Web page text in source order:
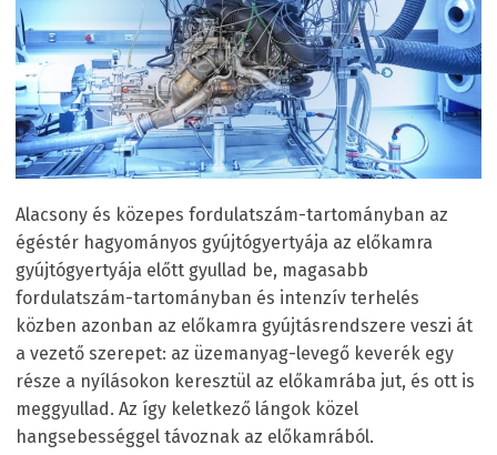
Alacsony és közepes fordulatszám-tartományban az
égéstér hagyományos gyújtógyertyája az előkamra
gyújtógyertyája előtt gyullad be, magasabb
fordulatszám-tartományban és intenzív terhelés
közben azonban az előkamra gyújtásrendszere veszi át
a vezető szerepet: az üzemanyag-levegő keverék egy
része a nyílásokon keresztül az előkamrába jut, és ott is
meggyullad. Az így keletkező lángok közel
hangsebességgel távoznak az előkamrából.